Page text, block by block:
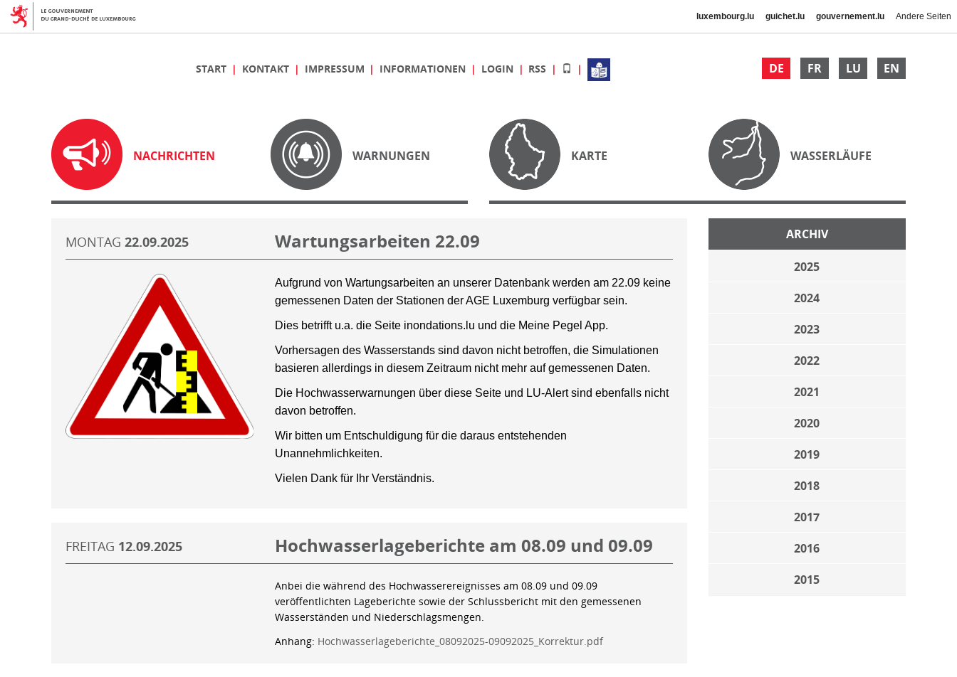
luxembourg.lu guichet.lu gouvernement.lu Andere Seiten
DE FR LU EN
START KONTAKT IMPRESSUM INFORMATIONEN LOGIN RSS
NACHRICHTEN WARNUNGEN KARTE WASSERLÄUFE
ARCHIV
2025
2024
2023
2022
2021
2020
2019
2018
2017
2016
2015
MONTAG 22.09.2025 Wartungsarbeiten 22.09
Aufgrund von Wartungsarbeiten an unserer Datenbank werden am 22.09 keine
gemessenen Daten der Stationen der AGE Luxemburg verfügbar sein.
Dies betrifft u.a. die Seite inondations.lu und die Meine Pegel App.
Vorhersagen des Wasserstands sind davon nicht betroffen, die Simulationen
basieren allerdings in diesem Zeitraum nicht mehr auf gemessenen Daten.
Die Hochwasserwarnungen über diese Seite und LU-Alert sind ebenfalls nicht
davon betroffen.
Wir bitten um Entschuldigung für die daraus entstehenden
Unannehmlichkeiten.
Vielen Dank für Ihr Verständnis.
FREITAG 12.09.2025 Hochwasserlageberichte am 08.09 und 09.09
Anbei die während des Hochwasserereignisses am 08.09 und 09.09
veröffentlichten Lageberichte sowie der Schlussbericht mit den gemessenen
Wasserständen und Niederschlagsmengen.
Anhang: Hochwasserlageberichte_08092025-09092025_Korrektur.pdf